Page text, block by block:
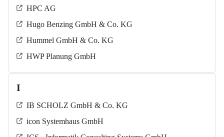
HPC AG
Hugo Benzing GmbH & Co. KG
Hummel GmbH & Co. KG
HWP Planung GmbH
I
IB SCHOLZ GmbH & Co. KG
icon Systemhaus GmbH